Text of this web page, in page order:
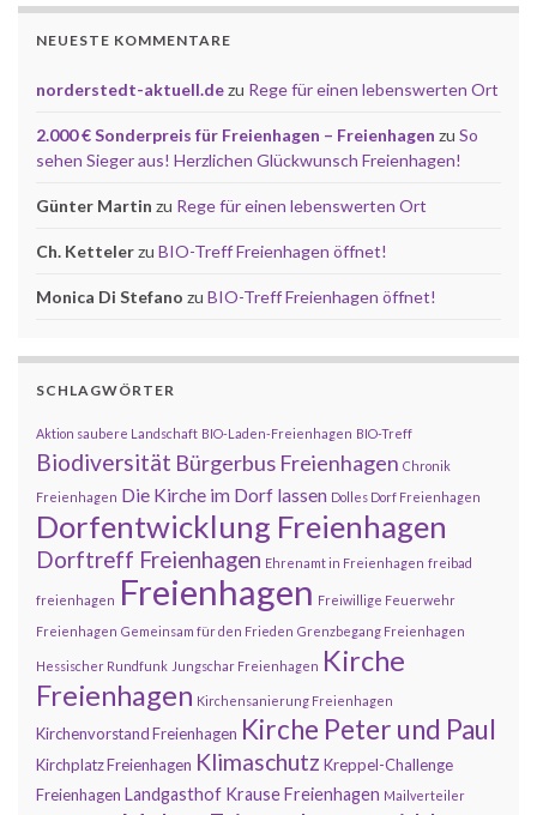
NEUESTE KOMMENTARE
norderstedt-aktuell.dezu Rege für einen lebenswerten Ort
2.000 € Sonderpreis für Freienhagen – Freienhagen zu So
sehen Sieger aus! Herzlichen Glückwunsch Freienhagen!
Günter Martin zu Rege für einen lebenswerten Ort
Ch. Kettelerzu BIO-Treff Freienhagen öffnet!
Monica Di Stefano zu BIO-Treff Freienhagen öffnet!
SCHLAGWÖRTER
Aktion saubere Landschaft BIO-Laden-Freienhagen BIO-Treff
Biodiversität Bürgerbus Freienhagen Chronik
Freienhagen Die Kirche im Dorf lassen Dolles Dorf Freienhagen
Dorfentwicklung Freienhagen
Dorftreff Freienhagen Ehrenamt in Freienhagen freibad
freienhagen Freienhagen Freiwillige Feuerwehr
Freienhagen Gemeinsam für den Frieden Grenzbegang Freienhagen
Hessischer Rundfunk Jungschar Freienhagen Kirche
Freienhagen Kirchensanierung Freienhagen
Kirchenvorstand Freienhagen Kirche Peter und Paul
Kirchplatz Freienhagen Klimaschutz Kreppel-Challenge
Freienhagen Landgasthof Krause Freienhagen Mailverteiler